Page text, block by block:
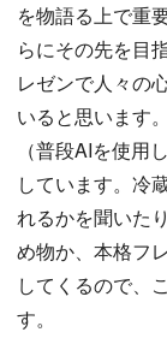
を物語る上で重
らにその先を目
レゼンで人々の
いると思います。
（普段AIを使用
しています。冷
れるかを聞いた
め物か、本格フ
してくるので、
す。